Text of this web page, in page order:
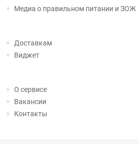
Медиа о правильном питании и ЗОЖ
Доставкам
Виджет
О сервисе
Вакансии
Контакты